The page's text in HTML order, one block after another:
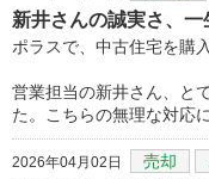
新井さんの誠実さ、
ポラスで、中古住宅を購
営業担当の新井さん、と
た。こちらの無理な対応
2026年04月02日 売却